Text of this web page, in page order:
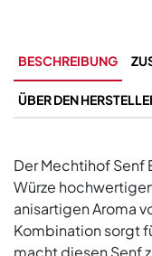
BESCHREIBUNG
ÜBER DEN
Der Mechtihof Senf
Würze
anisartigen Aroma
Kombination sorgt
macht diesen Senf